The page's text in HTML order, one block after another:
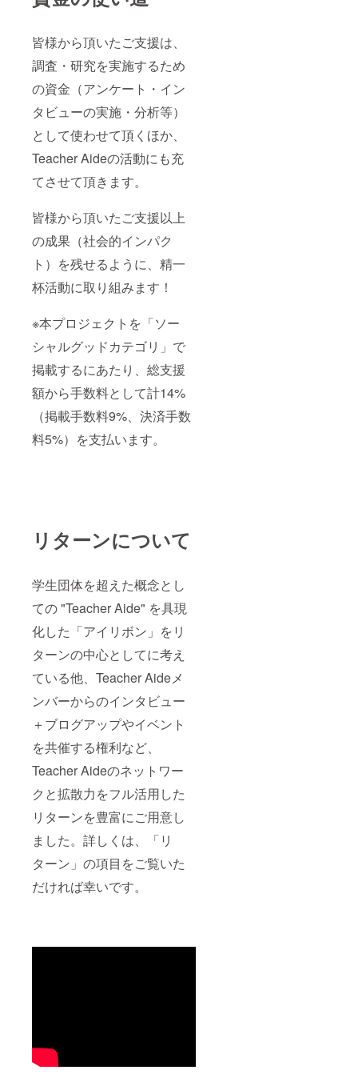
皆様から頂いたご支援は、
調査・研究を実施するため
の資金（アンケート・イン
タビューの実施・分析等）
として使わせて頂くほか、
Teacher Aideの活動にも充
てさせて頂きます。
皆様から頂いたご支援以上
の成果（社会的インパク
ト）を残せるように、精一
杯活動に取り組みます！
※本プロジェクトを「ソー
シャルグッドカテゴリ」で
掲載するにあたり、総支援
額から手数料として計14%
（掲載手数料9%、決済手数
料5%）を支払います。
リターンについて
学生団体を超えた概念とし
ての "Teacher Aide" を具現
化した「アイリボン」をリ
ターンの中心としてに考え
ている他、Teacher Aideメ
ンバーからのインタビュー
＋ブログアップやイベント
を共催する権利など、
Teacher Aideのネットワー
クと拡散力をフル活用した
リターンを豊富にご用意し
ました。詳しくは、「リ
ターン」の項目をご覧いた
だければ幸いです。